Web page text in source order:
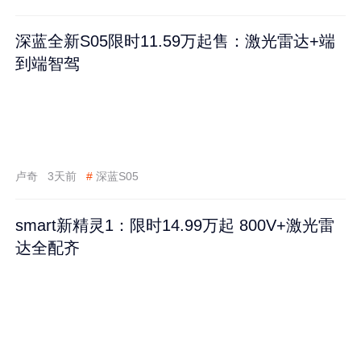
深蓝全新S05限时11.59万起售：激光雷达+端
到端智驾
卢奇 3天前 # 深蓝S05
smart新精灵1：限时14.99万起 800V+激光雷
达全配齐